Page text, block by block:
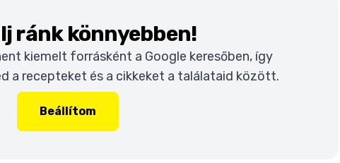
ránk könnyebben!
kiemelt forrásként a Google keresőben, így
a recepteket és a cikkeket a találataid között.
Beállítom